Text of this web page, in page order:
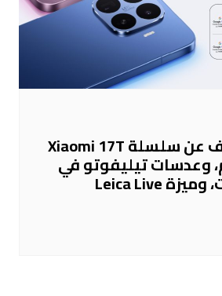
شاومي تكشف عن سلسلة Xiaomi 17T
وعدسات تيليفوتو في
جميع الطرازات، وميزة Leica Live